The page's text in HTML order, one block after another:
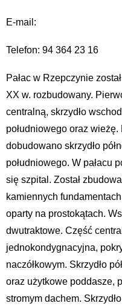
E-mail:
Telefon: 94 364 23 16
Pałac w Rzepczynie
XX w. rozbudowany.
centralną, skrzydło
południowego oraz
dobudowano skrzydło
południowego. W pałacu
się szpital. Został
kamiennych
oparty na prostokątach.
dwutraktowe. Część
jednokondygnacyjna,
naczółkowym. Skrzydło
oraz użytkowe poddasze,
stromym dachem.